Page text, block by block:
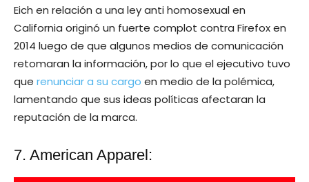
Eich en relación a una ley anti homosexual en
California originó un fuerte complot contra Firefox en
2014 luego de que algunos medios de comunicación
retomaran la información, por lo que el ejecutivo tuvo
que renunciar a su cargo en medio de la polémica,
lamentando que sus ideas políticas afectaran la
reputación de la marca.
7. American Apparel: